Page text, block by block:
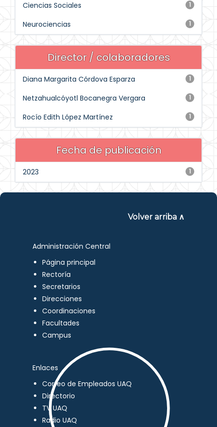
1
Ciencias Sociales
1
Neurociencias
Director / colaboradores
1
Diana Margarita Córdova Esparza
1
Netzahualcóyotl Bocanegra Vergara
1
Rocío Edith López Martínez
Fecha de publicación
1
2023
Volver arriba ∧
Administración Central
Página principal
Rectoría
Secretarios
Direcciones
Coordinaciones
Facultades
Campus
Enlaces
Correo de Empleados UAQ
Directorio
TV UAQ
Radio UAQ